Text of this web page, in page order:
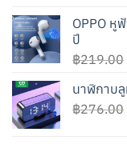
OPPO หู
ปี
฿219.00
นาฬิกาบลู
฿276.00